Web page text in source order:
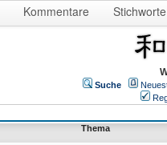
Kommentare Stichworte
Suche
Thema